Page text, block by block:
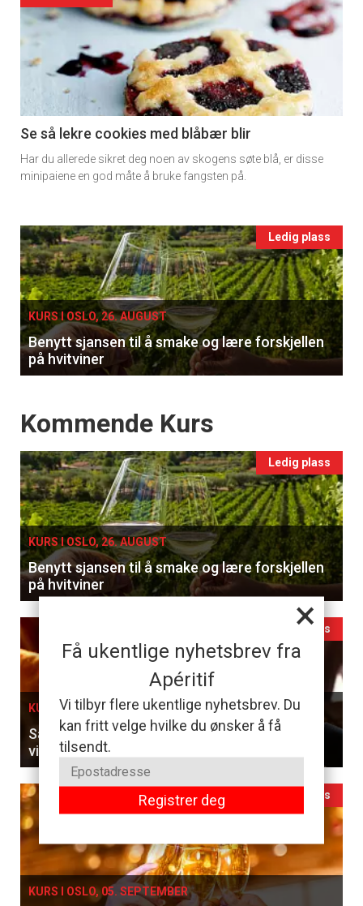
×
Få ukentlige nyhetsbrev fra
Apéritif
Vi tilbyr flere ukentlige nyhetsbrev. Du
kan fritt velge hvilke du ønsker å få
tilsendt.
Registrer deg
detail
-
section
11
Ukens
Se så lekre cookies med blåbær blir
Har du allerede sikret deg noen av skogens søte blå, er disse
minipaiene en god måte å bruke fangsten på.
Events
single
Ledig plass
KURS I OSLO, 26. AUGUST
Benytt sjansen til å smake og lære forskjellen
på hvitviner
Events
Kommende Kurs
Ledig plass
KURS I OSLO, 26. AUGUST
Benytt sjansen til å smake og lære forskjellen
på hvitviner
Ledig plass
KURS I OSLO, 27. AUGUST
Sammenlign franske klassikere og ungarske
viner til en 5-retters meny
Ledig plass
KURS I OSLO, 05. SEPTEMBER